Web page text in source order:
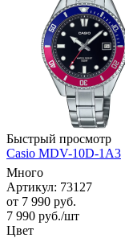
Быстрый просмотр
Casio MDV-10D-1A3
Много
Артикул: 73127
от 7 990 руб.
7 990 руб./шт
Цвет